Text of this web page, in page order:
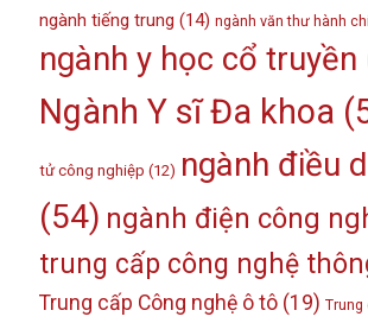
ngành tiếng trung (14) ngành văn thư hành
ngành y học cổ truyền
Ngành Y sĩ Đa khoa
tử công nghiệp (12) ngành điều
(54) ngành điện công
trung cấp công nghệ
Trung cấp Công nghệ ô tô(19) Trung